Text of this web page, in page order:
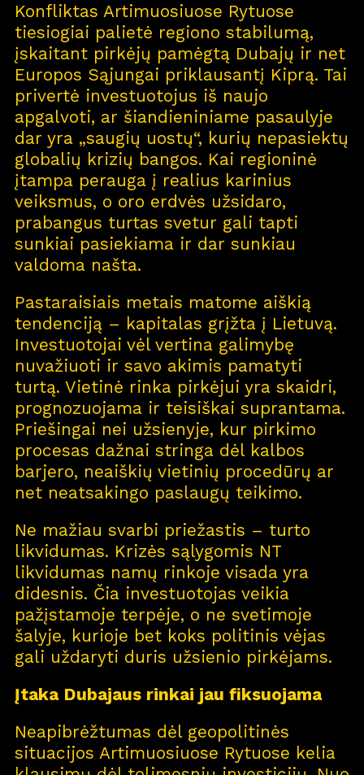
Konfliktas Artimuosiuose Rytuose
tiesiogiai palietė regiono stabilumą,
įskaitant pirkėjų pamėgtą Dubajų ir net
Europos Sąjungai priklausantį Kiprą. Tai
privertė investuotojus iš naujo
apgalvoti, ar šiandieniniame pasaulyje
dar yra „saugių uostų“, kurių nepasiektų
globalių krizių bangos. Kai regioninė
įtampa perauga į realius karinius
veiksmus, o oro erdvės užsidaro,
prabangus turtas svetur gali tapti
sunkiai pasiekiama ir dar sunkiau
valdoma našta.
Pastaraisiais metais matome aiškią
tendenciją – kapitalas grįžta į Lietuvą.
Investuotojai vėl vertina galimybę
nuvažiuoti ir savo akimis pamatyti
turtą. Vietinė rinka pirkėjui yra skaidri,
prognozuojama ir teisiškai suprantama.
Priešingai nei užsienyje, kur pirkimo
procesas dažnai stringa dėl kalbos
barjero, neaiškių vietinių procedūrų ar
net neatsakingo paslaugų teikimo.
Ne mažiau svarbi priežastis – turto
likvidumas. Krizės sąlygomis NT
likvidumas namų rinkoje visada yra
didesnis. Čia investuotojas veikia
pažįstamoje terpėje, o ne svetimoje
šalyje, kurioje bet koks politinis vėjas
gali uždaryti duris užsienio pirkėjams.
Įtaka Dubajaus rinkai jau fiksuojama
Neapibrėžtumas dėl geopolitinės
situacijos Artimuosiuose Rytuose kelia